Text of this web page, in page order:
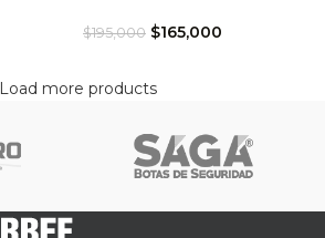
$195,000 $165,000
Load more products